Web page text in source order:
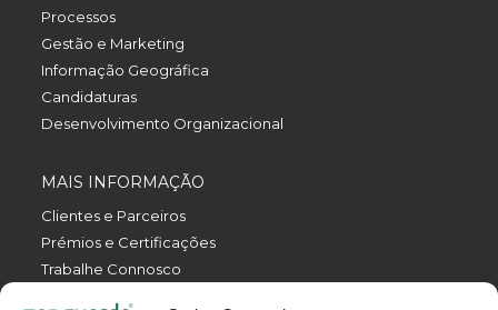
Processos
Gestão e Marketing
Informação Geográfica
Candidaturas
Desenvolvimento Organizacional
MAIS INFORMAÇÃO
Clientes e Parceiros
Prémios e Certificações
Trabalhe Connosco